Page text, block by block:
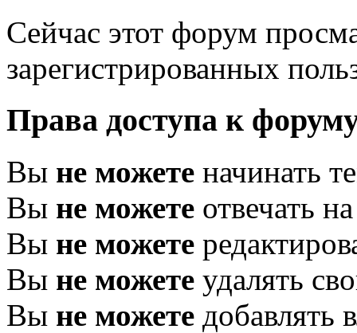
Сейчас этот форум
зарегистрированных
Права доступа к
Вы не можете начинать
Вы не можете отвечать
Вы не можете
Вы не можете удалять
Вы не можете добавлять